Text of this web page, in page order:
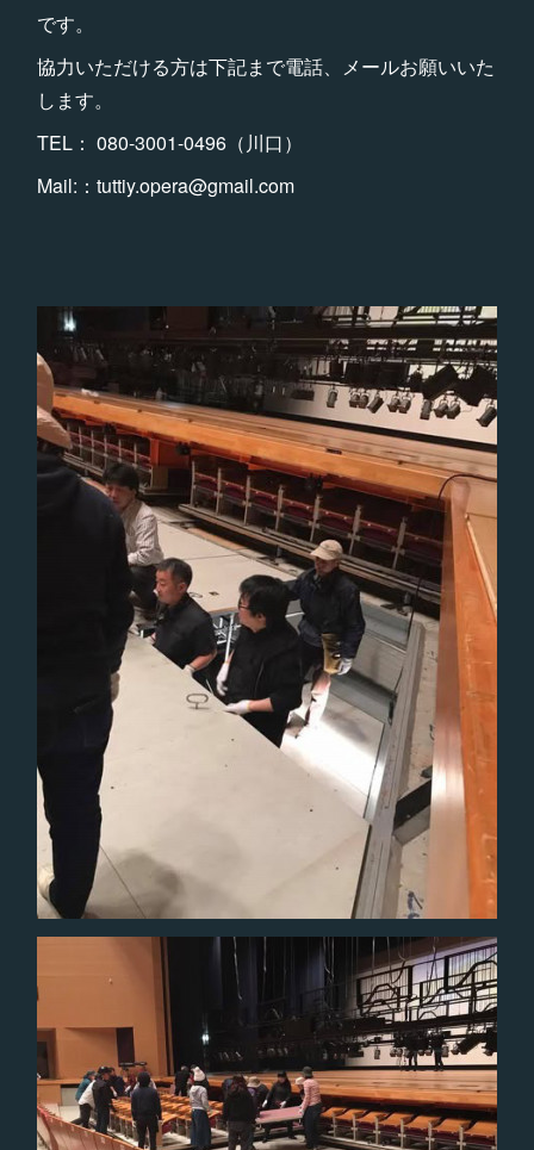
です。
協力いただける方は下記まで電話、メールお願いいた
します。
TEL： 080-3001-0496（川口）
Mail:：tuttiy.opera@gmail.com